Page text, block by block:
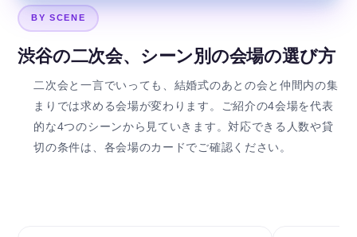
BY SCENE
渋谷の二次会、シーン別の会場の選び方
二次会と一言でいっても、結婚式のあとの会と仲間内の集
まりでは求める会場が変わります。ご紹介の4会場を代表
的な4つのシーンから見ていきます。対応できる人数や貸
切の条件は、各会場のカードでご確認ください。